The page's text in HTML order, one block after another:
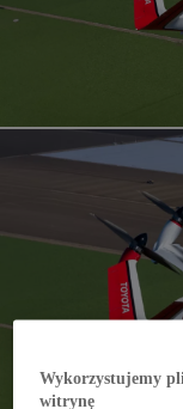
Wykorzystujemy
witrynę